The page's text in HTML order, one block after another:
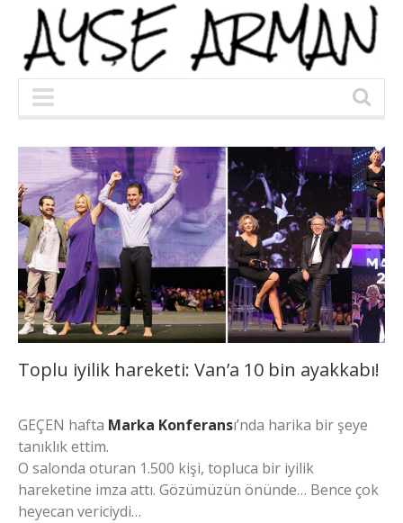
Toplu iyilik hareketi: Van’a 10 bin ayakkabı!
GEÇEN hafta Marka Konferansı’nda harika bir şeye
tanıklık ettim.
O salonda oturan 1.500 kişi, topluca bir iyilik
hareketine imza attı. Gözümüzün önünde… Bence çok
heyecan vericiydi…